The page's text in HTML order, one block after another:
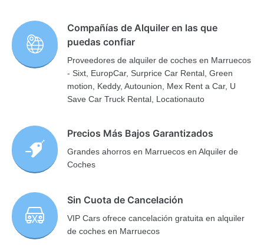
Compañías de Alquiler en las que
puedas confiar
Proveedores de alquiler de coches en Marruecos
- Sixt, EuropCar, Surprice Car Rental, Green
motion, Keddy, Autounion, Mex Rent a Car, U
Save Car Truck Rental, Locationauto
Precios Más Bajos Garantizados
Grandes ahorros en Marruecos en Alquiler de
Coches
Sin Cuota de Cancelación
VIP Cars ofrece cancelación gratuita en alquiler
de coches en Marruecos